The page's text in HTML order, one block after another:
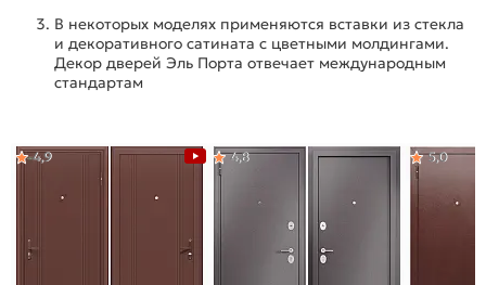
В некоторых моделях применяются вставки из стекла
и декоративного сатината с цветными молдингами.
Декор дверей Эль Порта отвечает международным
стандартам
4,9 4,8 5,0